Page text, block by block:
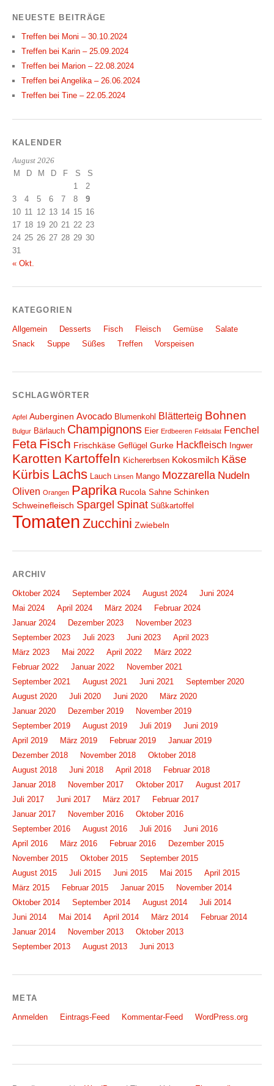
NEUESTE BEITRÄGE
Treffen bei Moni – 30.10.2024
Treffen bei Karin – 25.09.2024
Treffen bei Marion – 22.08.2024
Treffen bei Angelika – 26.06.2024
Treffen bei Tine – 22.05.2024
KALENDER
August 2026
M D M D F S
S
1
2
3
4 5 6 7 8
9
10 11 12 13 14 15 16
17 18 19 20 21 22 23
24 25 26 27 28 29 30
31
« Okt.
KATEGORIEN
Allgemein Desserts Fisch Fleisch Gemüse
Salate
Snack
Suppe Süßes Treffen Vorspeisen
SCHLAGWÖRTER
Apfel Auberginen Avocado Blumenkohl Blätterteig Bohnen
Bulgur Bärlauch Champignons Eier Erdbeeren Feldsalat Fenchel
Feta Fisch Frischkäse Geflügel Gurke Hackfleisch Ingwer
Karotten Kartoffeln Kichererbsen Kokosmilch Käse
Kürbis Lachs Lauch Linsen Mango Mozzarella Nudeln
Oliven Orangen Paprika Rucola Sahne Schinken
Schweinefleisch Spargel Spinat Süßkartoffel
Tomaten Zucchini Zwiebeln
ARCHIV
Oktober 2024 September 2024 August 2024
Juni 2024
Mai 2024
April 2024 März 2024
Februar 2024
Januar 2024
Dezember 2023
November 2023
September 2023
Juli 2023 Juni 2023
April 2023
März 2023
Mai 2022 April 2022
März 2022
Februar 2022
Januar 2022
November 2021
September 2021
August 2021 Juni 2021
September 2020
August 2020
Juli 2020 Juni 2020
März 2020
Januar 2020
Dezember 2019
November 2019
September 2019
August 2019 Juli 2019
Juni 2019
April 2019
März 2019 Februar 2019
Januar 2019
Dezember 2018
November 2018
Oktober 2018
August 2018
Juni 2018 April 2018
Februar 2018
Januar 2018
November 2017 Oktober 2017
August 2017
Juli 2017
Juni 2017 März 2017
Februar 2017
Januar 2017
November 2016
Oktober 2016
September 2016
August 2016 Juli 2016
Juni 2016
April 2016
März 2016 Februar 2016
Dezember 2015
November 2015
Oktober 2015
September 2015
August 2015
Juli 2015 Juni 2015 Mai 2015
April 2015
März 2015
Februar 2015 Januar 2015
November 2014
Oktober 2014
September 2014 August 2014
Juli 2014
Juni 2014
Mai 2014 April 2014 März 2014
Februar 2014
Januar 2014
November 2013
Oktober 2013
September 2013
August 2013 Juni 2013
META
Anmelden Eintrags-Feed Kommentar-Feed WordPress.org